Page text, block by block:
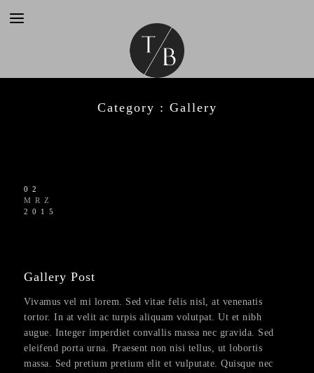
Category : Gallery
02
MRZ
2015
Gallery Post
Vivamus vel mi lorem. Sed vitae felis nisl, at venenatis
tortor. In at velit ac turpis aliquam volutpat. Ut et nibh
augue. Integer imperdiet convallis massa nec gravida. Sed
eleifend porta urna. Praesent non nisi tellus, ut lobortis
massa. Sed pretium pretium elit et vulputate. Quisque nec